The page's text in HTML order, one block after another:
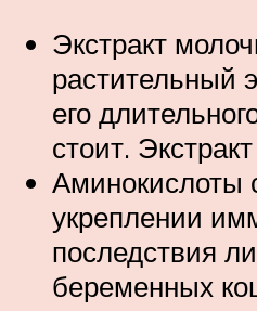
Экстракт
растительный
его
стоит.
Аминокислоты
укреплении
последствия
беременных